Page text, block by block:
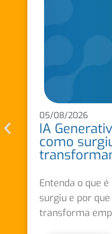
05/08/2026
IA
como
Entenda o que
surgiu e por
transforma